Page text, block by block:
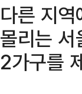
다른 지
몰리는 서
2가구를